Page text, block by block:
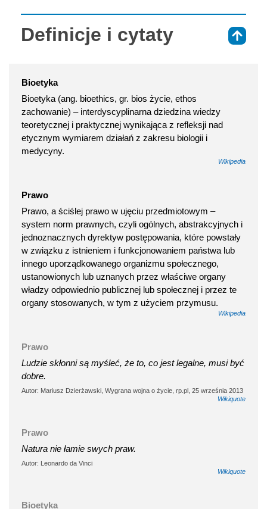
Definicje i cytaty
Bioetyka
Bioetyka (ang. bioethics, gr. bios życie, ethos
zachowanie) – interdyscyplinarna dziedzina wiedzy
teoretycznej i praktycznej wynikająca z refleksji nad
etycznym wymiarem działań z zakresu biologii i
medycyny.
Wikipedia
Prawo
Prawo, a ściślej prawo w ujęciu przedmiotowym –
system norm prawnych, czyli ogólnych, abstrakcyjnych i
jednoznacznych dyrektyw postępowania, które powstały
w związku z istnieniem i funkcjonowaniem państwa lub
innego uporządkowanego organizmu społecznego,
ustanowionych lub uznanych przez właściwe organy
władzy odpowiednio publicznej lub społecznej i przez te
organy stosowanych, w tym z użyciem przymusu.
Wikipedia
Prawo
Ludzie skłonni są myśleć, że to, co jest legalne, musi być
dobre.
Autor: Mariusz Dzierżawski, Wygrana wojna o życie, rp.pl, 25 września 2013
Wikiquote
Prawo
Natura nie łamie swych praw.
Autor: Leonardo da Vinci
Wikiquote
Bioetyka